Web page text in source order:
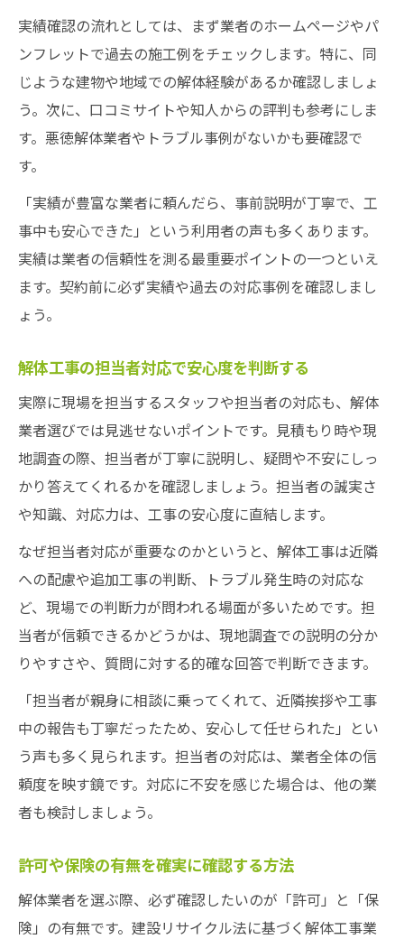
実績確認の流れとしては、まず業者のホームページやパ
ンフレットで過去の施工例をチェックします。特に、同
じような建物や地域での解体経験があるか確認しましょ
う。次に、口コミサイトや知人からの評判も参考にしま
す。悪徳解体業者やトラブル事例がないかも要確認で
す。
「実績が豊富な業者に頼んだら、事前説明が丁寧で、工
事中も安心できた」という利用者の声も多くあります。
実績は業者の信頼性を測る最重要ポイントの一つといえ
ます。契約前に必ず実績や過去の対応事例を確認しまし
ょう。
解体工事の担当者対応で安心度を判断する
実際に現場を担当するスタッフや担当者の対応も、解体
業者選びでは見逃せないポイントです。見積もり時や現
地調査の際、担当者が丁寧に説明し、疑問や不安にしっ
かり答えてくれるかを確認しましょう。担当者の誠実さ
や知識、対応力は、工事の安心度に直結します。
なぜ担当者対応が重要なのかというと、解体工事は近隣
への配慮や追加工事の判断、トラブル発生時の対応な
ど、現場での判断力が問われる場面が多いためです。担
当者が信頼できるかどうかは、現地調査での説明の分か
りやすさや、質問に対する的確な回答で判断できます。
「担当者が親身に相談に乗ってくれて、近隣挨拶や工事
中の報告も丁寧だったため、安心して任せられた」とい
う声も多く見られます。担当者の対応は、業者全体の信
頼度を映す鏡です。対応に不安を感じた場合は、他の業
者も検討しましょう。
許可や保険の有無を確実に確認する方法
解体業者を選ぶ際、必ず確認したいのが「許可」と「保
険」の有無です。建設リサイクル法に基づく解体工事業